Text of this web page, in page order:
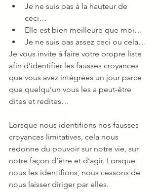
Je ne suis pas à la hauteur de
ceci…
Elle est bien meilleure que moi…
Je ne suis pas assez ceci ou cela…
Je vous invite à faire votre propre liste
afin d’identifier les fausses croyances
que vous avez intégrées un jour parce
que quelqu’un vous les a peut-être
dites et redites…
Lorsque nous identifions nos fausses
croyances limitatives, cela nous
redonne du pouvoir sur notre vie, sur
notre façon d’être et d’agir. Lorsque
nous les identifions, nous cessons de
nous laisser diriger par elles.